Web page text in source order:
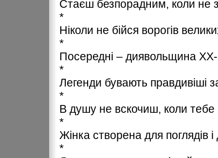
Стаєш безпорадним, коли не
*
Ніколи не бійся ворогів
*
Посередні – диявольщина ХХ-
*
Легенди бувають правдивіші
*
В душу не вскочиш, коли тебе
*
Жінка створена для поглядів і
*